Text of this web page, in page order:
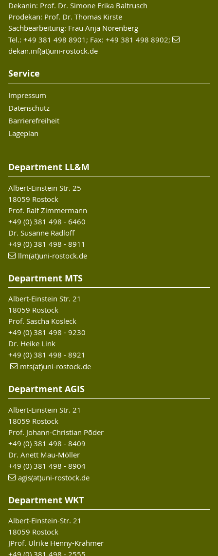
Dekanin: Prof. Dr. Simone Erika Baltrusch
Prodekan: Prof. Dr. Thomas Kirste
Sachbearbeitung: Frau Anja Nörenberg
Tel.: +49 381 498 8901; Fax: +49 381 498 8902;
dekan.inf(at)uni-rostock.de
Service
Impressum
Datenschutz
Barrierefreiheit
Lageplan
Department LL&M
Albert-Einstein Str. 25
18059 Rostock
Prof. Ralf Zimmermann
+49 (0) 381 498 - 6460
Dr. Susanne Radloff
+49 (0) 381 498 - 8911
llm(at)uni-rostock.de
Department MTS
Albert-Einstein Str. 21
18059 Rostock
Prof. Sascha Kosleck
+49 (0) 381 498 - 9230
Dr. Heike Link
+49 (0) 381 498 - 8921
mts(at)uni-rostock.de
Department AGIS
Albert-Einstein Str. 21
18059 Rostock
Prof. Johann-Christian Põder
+49 (0) 381 498 - 8409
Dr. Anett Mau-Möller
+49 (0) 381 498 - 8904
agis(at)uni-rostock.de
Department WKT
Albert-Einstein-Str. 21
18059 Rostock
JProf. Ulrike Henny-Krahmer